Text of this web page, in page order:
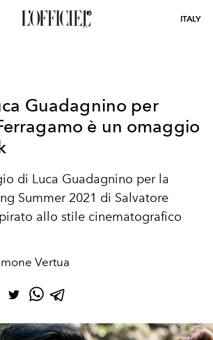
ITALY
Guadagnino per
è un omaggio
di Luca Guadagnino per la
Summer 2021 di Salvatore
allo stile cinematografico
Vertua